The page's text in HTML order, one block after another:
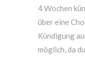
4 Wochen
über eine
Kündigung
möglich, da